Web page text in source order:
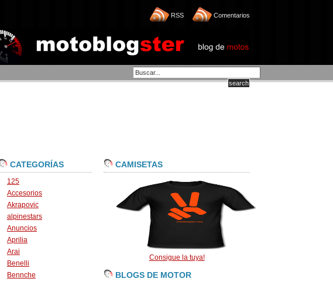
RSS Comentarios
CATEGORÍAS
125
Accesorios
Akrapovic
alpinestars
Anuncios
Aprilia
Arai
Benelli
Bennche
CAMISETAS
Consigue la tuya!
BLOGS DE MOTOR